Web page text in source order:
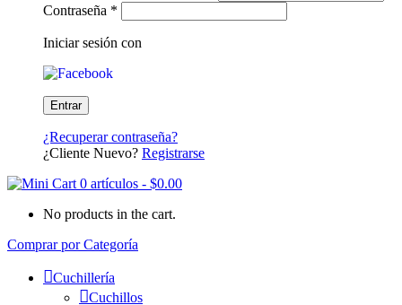
Contraseña *
Iniciar sesión con
¿Recuperar contraseña?
¿Cliente Nuevo? Registrarse
0 artículos - $0.00
No products in the cart.
Comprar por Categoría
Cuchillería
Cuchillos